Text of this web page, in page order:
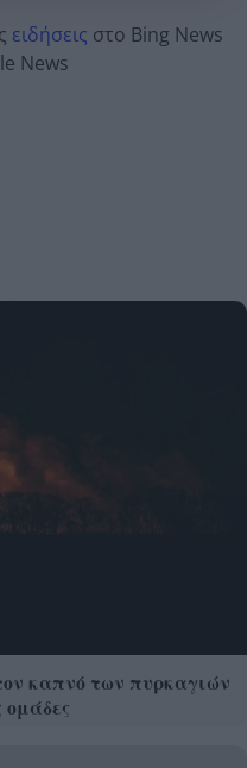
ειδήσεις στο Bing News
News
καπνό των πυρκαγιών
ομάδες